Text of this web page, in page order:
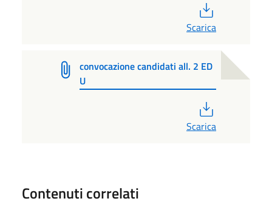
Scarica
convocazione candidati all. 2 ED
U
Scarica
Contenuti correlati